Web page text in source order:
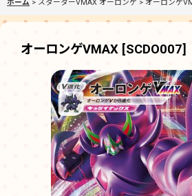
ホーム > スターターVMAX オーロンゲ > オーロンゲ
オーロンゲVMAX [SCDO007]